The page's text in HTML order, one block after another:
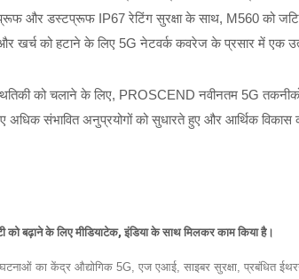
और डस्टप्रूफ IP67 रेटिंग सुरक्षा के साथ, M560 को
खर्च को हटाने के लिए 5G नेटवर्क कवरेज के प्रसार में एक
को चलाने के लिए, PROSCEND नवीनतम 5G
अधिक संभावित अनुप्रयोगों को सुधारते हुए और आर्थिक विकास
बढ़ाने के लिए मीडियाटेक, इंडिया के साथ मिलकर काम किया है।
का केंद्र औद्योगिक 5G, एज एआई, साइबर सुरक्षा, प्रबंधित